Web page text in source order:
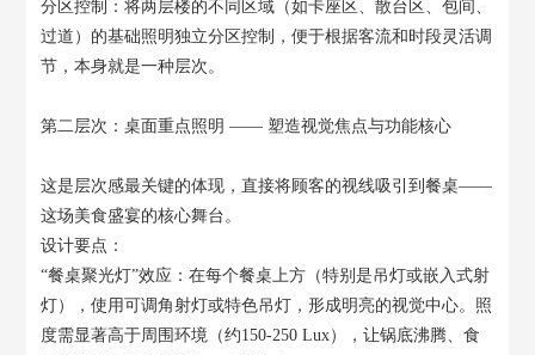
分区控制：将两层楼的不同区域（如卡座区、散台区、包间、
过道）的基础照明独立分区控制，便于根据客流和时段灵活调
节，本身就是一种层次。
第二层次：桌面重点照明 —— 塑造视觉焦点与功能核心
这是层次感最关键的体现，直接将顾客的视线吸引到餐桌——
这场美食盛宴的核心舞台。
设计要点：
“餐桌聚光灯”效应：在每个餐桌上方（特别是吊灯或嵌入式射
灯），使用可调角射灯或特色吊灯，形成明亮的视觉中心。照
度需显著高于周围环境（约150-250 Lux），让锅底沸腾、食